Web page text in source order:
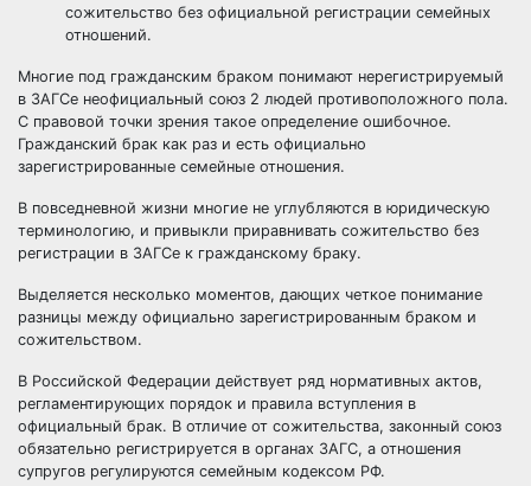
сожительство без официальной регистрации семейных
отношений.
Многие под гражданским браком понимают нерегистрируемый
в ЗАГСе неофициальный союз 2 людей противоположного пола.
С правовой точки зрения такое определение ошибочное.
Гражданский брак как раз и есть официально
зарегистрированные семейные отношения.
В повседневной жизни многие не углубляются в юридическую
терминологию, и привыкли приравнивать сожительство без
регистрации в ЗАГСе к гражданскому браку.
Выделяется несколько моментов, дающих четкое понимание
разницы между официально зарегистрированным браком и
сожительством.
В Российской Федерации действует ряд нормативных актов,
регламентирующих порядок и правила вступления в
официальный брак. В отличие от сожительства, законный союз
обязательно регистрируется в органах ЗАГС, а отношения
супругов регулируются семейным кодексом РФ.